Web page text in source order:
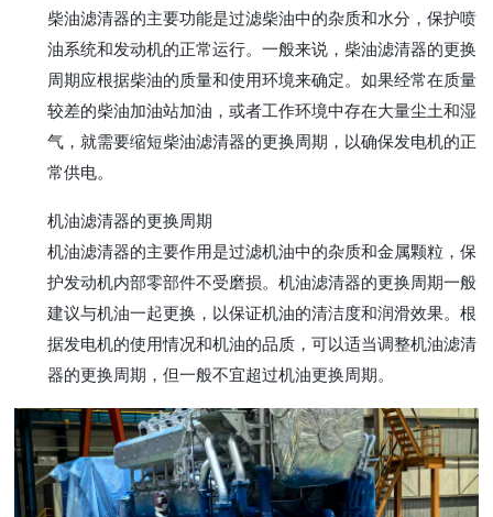
柴油滤清器的主要功能是过滤柴油中的杂质和水分，保护喷
油系统和发动机的正常运行。一般来说，柴油滤清器的更换
周期应根据柴油的质量和使用环境来确定。如果经常在质量
较差的柴油加油站加油，或者工作环境中存在大量尘土和湿
气，就需要缩短柴油滤清器的更换周期，以确保发电机的正
常供电。
机油滤清器的更换周期
机油滤清器的主要作用是过滤机油中的杂质和金属颗粒，保
护发动机内部零部件不受磨损。机油滤清器的更换周期一般
建议与机油一起更换，以保证机油的清洁度和润滑效果。根
据发电机的使用情况和机油的品质，可以适当调整机油滤清
器的更换周期，但一般不宜超过机油更换周期。